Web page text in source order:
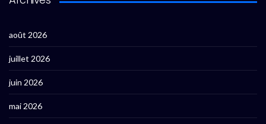
août 2026
juillet 2026
juin 2026
mai 2026